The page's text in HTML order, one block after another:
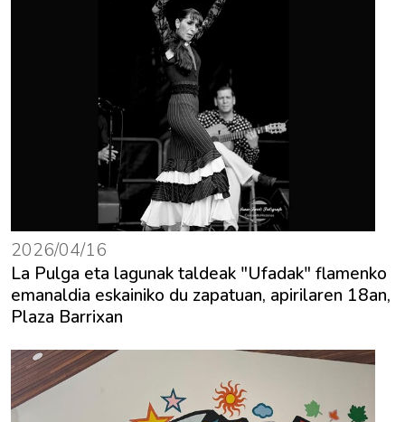
2026/04/16
La Pulga eta lagunak taldeak "Ufadak" flamenko
emanaldia eskainiko du zapatuan, apirilaren 18an,
Plaza Barrixan